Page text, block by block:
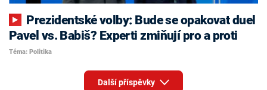
Pavel vs. Babiš? Experti zmiňují pro a proti
Téma: Politika
Další příspěvky